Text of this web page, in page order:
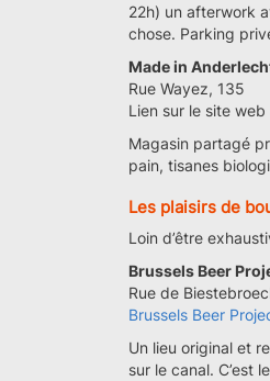
22h) un afterwork
chose. Parking
Made in
Rue Wayez, 135
Lien sur le site
Magasin partagé
pain, tisanes
Les plaisirs de
Loin d’être
Brussels Beer
Rue de
Brussels Beer
Un lieu original et
sur le canal. C’est